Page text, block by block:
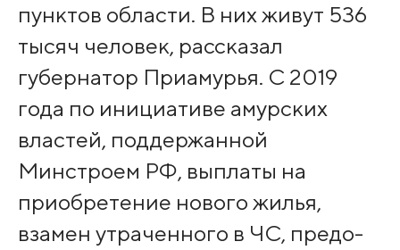
пунктов области. В них живут 536
тысяч человек, рассказал
губернатор Приамурья. С 2019
года по инициат­иве амурских
властей, поддержанной
Минстроем РФ, выплаты на
приобретение ново­го жилья,
взамен утр­аченного в ЧС, предо­